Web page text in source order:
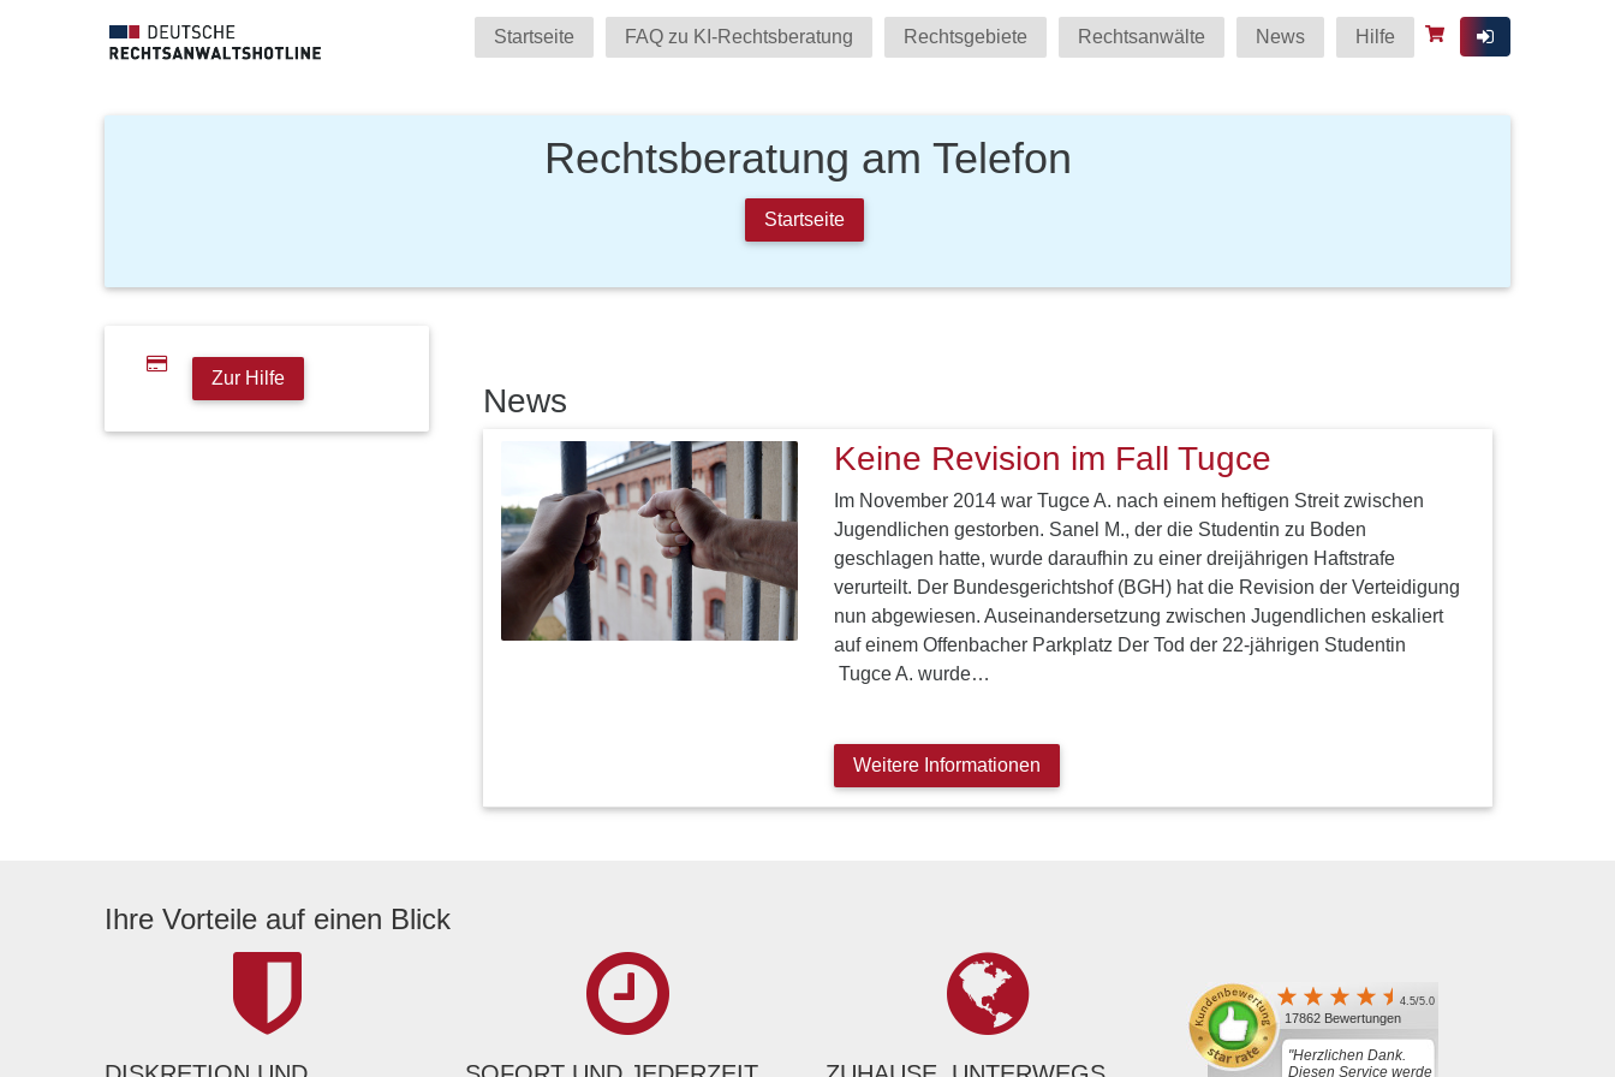
Startseite FAQ zu KI-Rechtsberatung Rechtsgebiete Rechtsanwälte News Hilfe
Rechtsberatung am Telefon
Startseite
Zur Hilfe
News
Keine Revision im Fall Tugce
Im November 2014 war Tugce A. nach einem heftigen Streit zwischen
Jugendlichen gestorben. Sanel M., der die Studentin zu Boden
geschlagen hatte, wurde daraufhin zu einer dreijährigen Haftstrafe
verurteilt. Der Bundesgerichtshof (BGH) hat die Revision der Verteidigung
nun abgewiesen. Auseinandersetzung zwischen Jugendlichen eskaliert
auf einem Offenbacher Parkplatz Der Tod der 22-jährigen Studentin
Tugce A. wurde…
Weitere Informationen
Ihre Vorteile auf einen Blick
4.5/5.0
17862 Bewertungen
"Herzlichen Dank.
Diesen Service werde